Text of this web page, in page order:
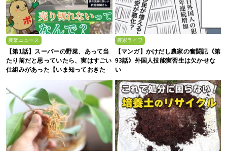
農業ニュース
【第1話】スーパーの野菜、あって当
たり前だと思っていたら、実はすごい
仕組みがあった【いま知っておきた
農家ライフ
【マンガ】かけだし農家の奮闘記《第
93話》外国人技能実習生は欠かせな
い